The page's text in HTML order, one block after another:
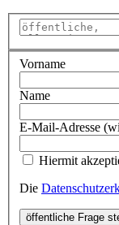
Vorname
Name
E-Mail-Adresse
Hiermit
Die
öffentliche Frage